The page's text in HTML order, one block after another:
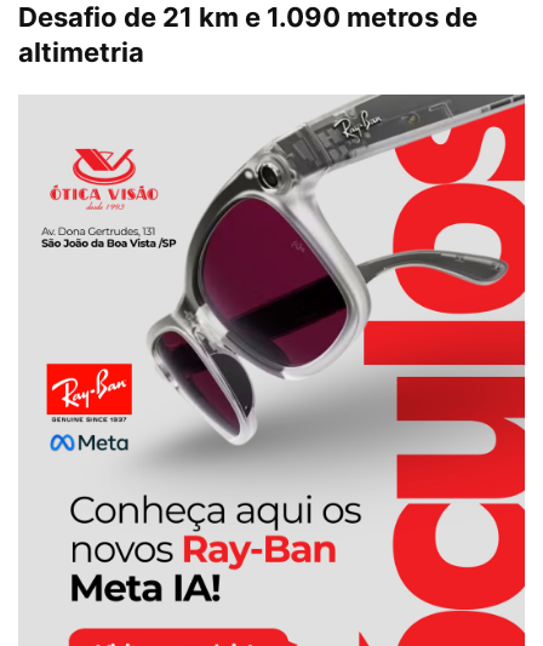
Desafio de 21 km e 1.090 metros de
altimetria